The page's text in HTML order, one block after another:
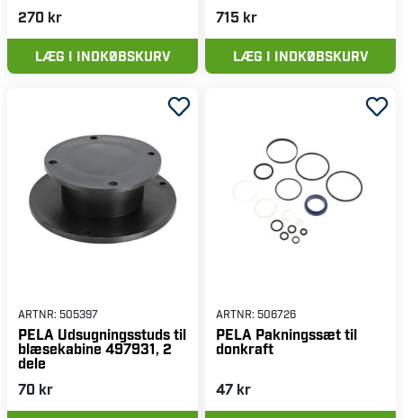
270 kr
LÆG I INDKØBSKURV
715 kr
LÆG I INDKØBSKURV
ARTNR: 505397
PELA Udsugningsstuds til
blæsekabine 497931, 2
dele
70 kr
ARTNR: 506726
PELA Pakningssæt til
donkraft
47 kr